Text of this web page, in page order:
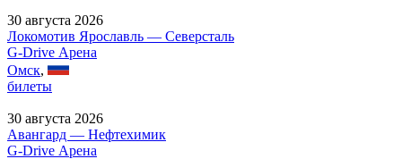
30 августа 2026
Локомотив Ярославль — Северсталь
G-Drive Арена
Омск,
билеты
30 августа 2026
Авангард — Нефтехимик
G-Drive Арена